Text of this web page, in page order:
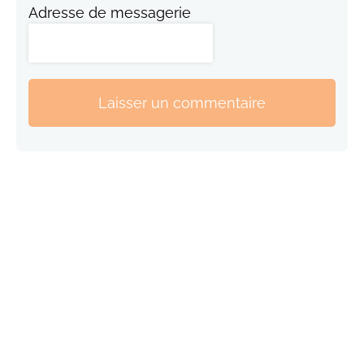
Adresse de messagerie
Laisser un commentaire